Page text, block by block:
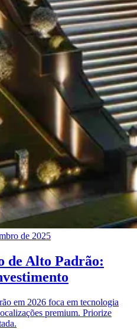
de 2025
de Alto Padrão:
em 2026 foca em tecnologia
premium. Priorize